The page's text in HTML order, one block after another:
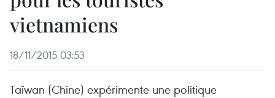
vietnamiens
18/11/2015 03:53
Taïwan (Chine) expérimente une politique